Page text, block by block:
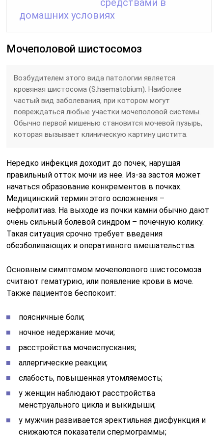
домашних условиях
Мочеполовой шистосомоз
Возбудителем этого вида патологии является
кровяная шистосома (S.haematobium). Наиболее
частый вид заболевания, при котором могут
повреждаться любые участки мочеполовой системы.
Обычно первой мишенью становится мочевой пузырь,
которая вызывает клиническую картину цистита.
Нередко инфекция доходит до почек, нарушая
правильный отток мочи из нее. Из-за застоя может
начаться образование конкрементов в почках.
Медицинский термин этого осложнения –
нефролитиаз. На выходе из почки камни обычно дают
очень сильный болевой синдром – почечную колику.
Такая ситуация срочно требует введения
обезболивающих и оперативного вмешательства.
Основным симптомом мочеполового шистосомоза
считают гематурию, или появление крови в моче.
Также пациентов беспокоит:
поясничные боли;
ночное недержание мочи;
расстройства мочеиспускания;
аллергические реакции;
слабость, повышенная утомляемость;
у женщин наблюдают расстройства
менструального цикла и выкидыши;
у мужчин развивается эректильная дисфункция и
снижаются показатели спермограммы;